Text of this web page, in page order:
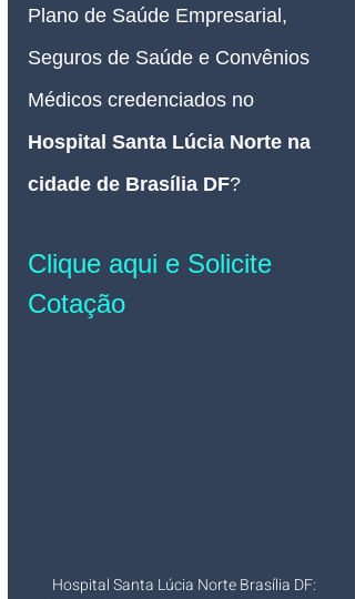
Plano de Saúde Empresarial,
Seguros de Saúde e Convênios
Médicos credenciados no
Hospital Santa Lúcia Norte na
cidade de Brasília DF?
Clique aqui e Solicite
Cotação
Hospital Santa Lúcia Norte Brasília DF: